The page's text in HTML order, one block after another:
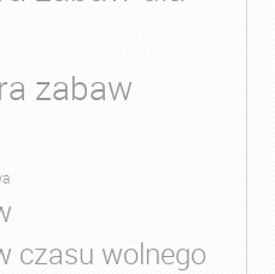
zabaw
czasu wolnego